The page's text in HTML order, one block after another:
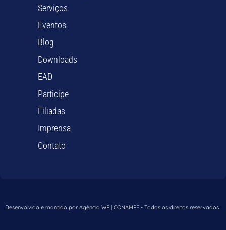
Serviços
Eventos
Blog
Downloads
EAD
Participe
Filiadas
Imprensa
Contato
Desenvolvido e mantido por Agência WP | CONAMPE - Todos os direitos reservados